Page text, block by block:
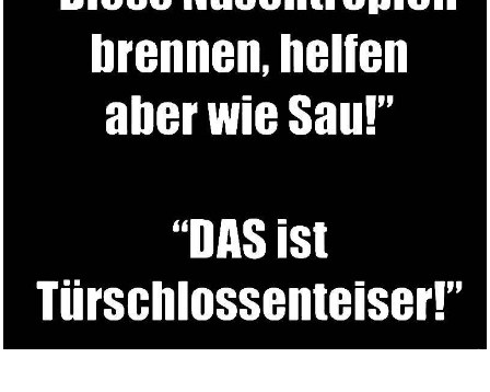
Made by Nami Boho Surfer-
Armba...